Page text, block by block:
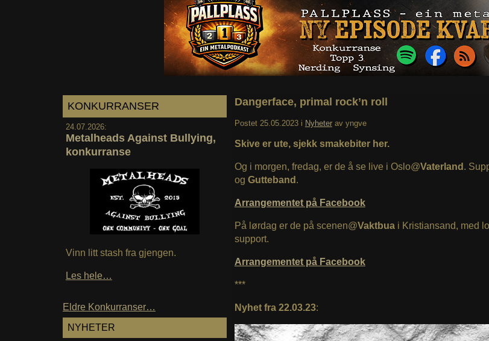
KONKURRANSER
24.07.2026:
Metalheads Against Bullying,
konkurranse
Vinn litt stash fra gjengen.
Les hele…
Eldre Konkurranser…
NYHETER
Dangerface, primal rock’n roll
Postet 25.05.2023 i Nyheter av yngve
Skive er ute, sjekk smakebiter her.
Og i morgen, fredag, er de å se live i Oslo@Vaterland .
og Gutteband .
Arrangementet på Facebook
På lørdag er de på scenen@Vaktbua i Kristiansand, med
support.
Arrangementet på Facebook
***
Nyhet fra 22.03.23: